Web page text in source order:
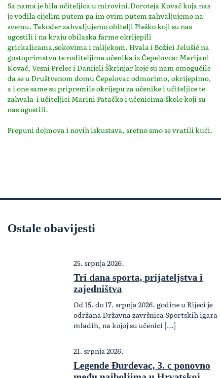
Sa nama je bila učiteljica u mirovini,Doroteja Kovač koja nas
je vodila cijelim putem pa im ovim putem zahvaljujemo na
svemu. Također zahvaljujemo obitelji Pleško koji su nas
ugostili i na kraju obilaska farme okrijepili
grickalicama,sokovima i mlijekom. Hvala i Božici Jelušić na
gostoprimstvu te roditeljima učenika iz Čepelovca: Marijani
Kovač, Vesni Prelec i Danijeli Škrinjar koje su nam omogućile
da se u Društvenom domu Čepelovac odmorimo, okrijepimo,
a i one same su pripremile okrijepu za učenike i učiteljice te
zahvala i učiteljici Marini Patačko i učenicima škole koji su
nas ugostili.
Prepuni dojmova i novih iskustava, sretno smo se vratili kući.
Ostale obavijesti
25. srpnja 2026.
Tri dana sporta, prijateljstva i
zajedništva
Od 15. do 17. srpnja 2026. godine u Rijeci je
održana Državna završnica Sportskih igara
mladih, na kojoj su učenici […]
21. srpnja 2026.
Legende Đurđevac, 3. c ponovno